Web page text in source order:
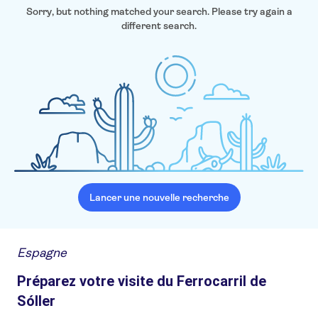
Sorry, but nothing matched your search. Please try again a
different search.
Lancer une nouvelle recherche
Espagne
Préparez votre visite du Ferrocarril de
Sóller